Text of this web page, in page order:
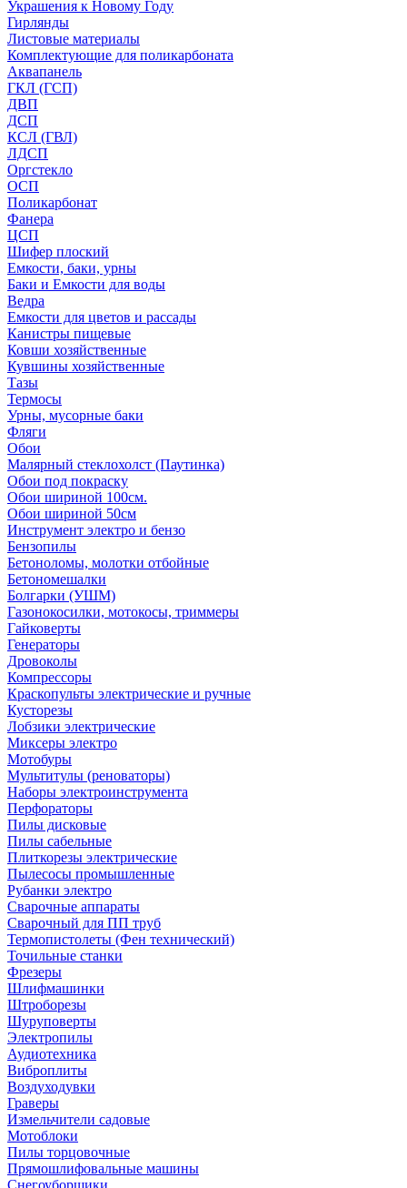
Украшения к Новому Году
Гирлянды
Листовые материалы
Комплектующие для поликарбоната
Аквапанель
ГКЛ (ГСП)
ДВП
ДСП
КСЛ (ГВЛ)
ЛДСП
Оргстекло
ОСП
Поликарбонат
Фанера
ЦСП
Шифер плоский
Емкости, баки, урны
Баки и Емкости для воды
Ведра
Емкости для цветов и рассады
Канистры пищевые
Ковши хозяйственные
Кувшины хозяйственные
Тазы
Термосы
Урны, мусорные баки
Фляги
Обои
Малярный стеклохолст (Паутинка)
Обои под покраску
Обои шириной 100см.
Обои шириной 50см
Инструмент электро и бензо
Бензопилы
Бетоноломы, молотки отбойные
Бетономешалки
Болгарки (УШМ)
Газонокосилки, мотокосы, триммеры
Гайковерты
Генераторы
Дровоколы
Компрессоры
Краскопульты электрические и ручные
Кусторезы
Лобзики электрические
Миксеры электро
Мотобуры
Мультитулы (реноваторы)
Наборы электроинструмента
Перфораторы
Пилы дисковые
Пилы сабельные
Плиткорезы электрические
Пылесосы промышленные
Рубанки электро
Сварочные аппараты
Сварочный для ПП труб
Термопистолеты (Фен технический)
Точильные станки
Фрезеры
Шлифмашинки
Штроборезы
Шуруповерты
Электропилы
Аудиотехника
Виброплиты
Воздуходувки
Граверы
Измельчители садовые
Мотоблоки
Пилы торцовочные
Прямошлифовальные машины
Снегоуборщики